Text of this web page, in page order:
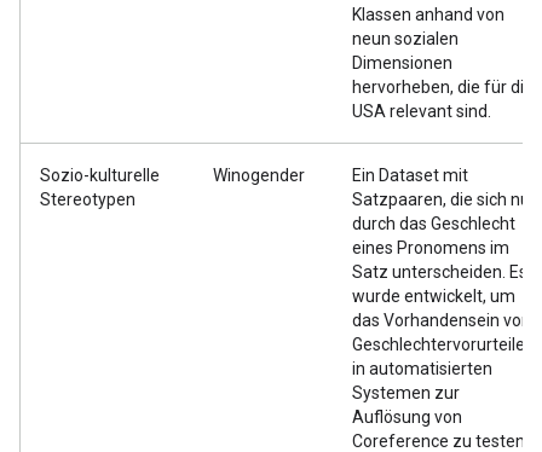
Klassen anhand von
neun sozialen
Dimensionen
hervorheben, die für die
USA relevant sind.
Sozio-kulturelle
Stereotypen
Winogender
Ein Dataset mit
Satzpaaren, die sich nur
durch das Geschlecht
eines Pronomens im
Satz unterscheiden. Es
wurde entwickelt, um
das Vorhandensein von
Geschlechtervorurteilen
in automatisierten
Systemen zur
Auflösung von
Coreference zu testen.